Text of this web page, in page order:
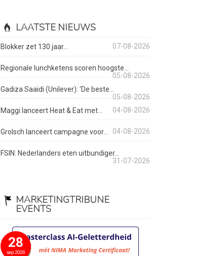
LAATSTE NIEUWS
Blokker zet 130 jaar... 07-08-2026
Regionale lunchketens scoren hoogste...
05-08-2026
Gadiza Saaidi (Unilever): 'De beste...
05-08-2026
Maggi lanceert Heat & Eat met...
04-08-2026
Grolsch lanceert campagne voor... 04-08-2026
FSIN: Nederlanders eten uitbundiger...
31-07-2026
MARKETINGTRIBUNE
EVENTS
28
sep 2026